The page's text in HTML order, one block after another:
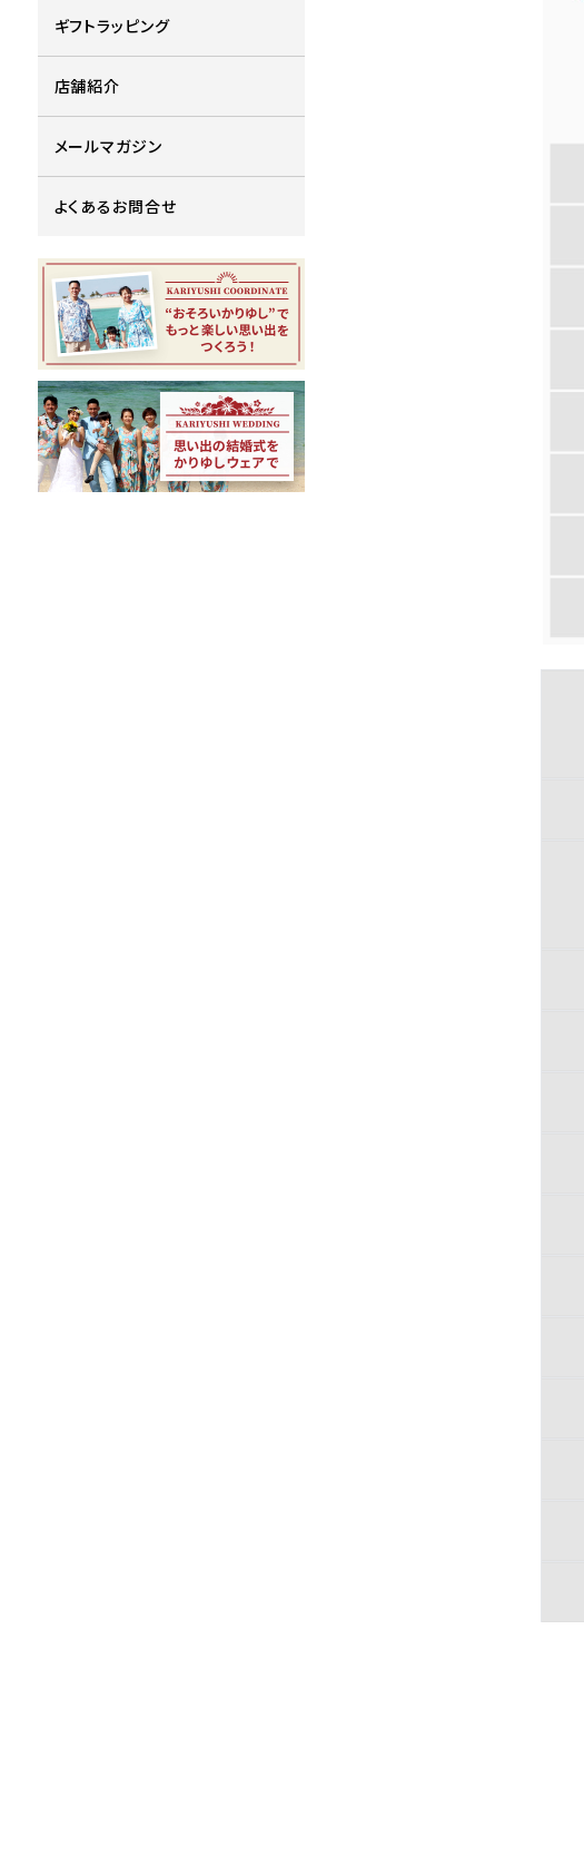
ギフトラッピング
店舗紹介
メールマガジン
よくあるお問合せ